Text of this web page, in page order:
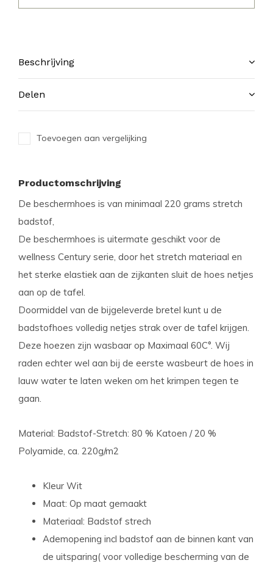
Beschrijving
Delen
Toevoegen aan vergelijking
Productomschrijving
De beschermhoes is van minimaal 220 grams stretch
badstof,
De beschermhoes is uitermate geschikt voor de
wellness Century serie, door het stretch materiaal en
het sterke elastiek aan de zijkanten sluit de hoes netjes
aan op de tafel.
Doormiddel van de bijgeleverde bretel kunt u de
badstofhoes volledig netjes strak over de tafel krijgen.
Deze hoezen zijn wasbaar op Maximaal 60C°. Wij
raden echter wel aan bij de eerste wasbeurt de hoes in
lauw water te laten weken om het krimpen tegen te
gaan.
Material: Badstof-Stretch: 80 % Katoen / 20 %
Polyamide, ca. 220g/m2
Kleur Wit
Maat: Op maat gemaakt
Materiaal: Badstof strech
Ademopening incl badstof aan de binnen kant van
de uitsparing( voor volledige bescherming van de